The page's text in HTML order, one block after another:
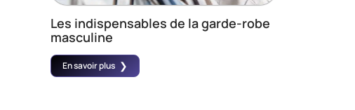
Les indispensables de la garde-robe
masculine
En savoir plus